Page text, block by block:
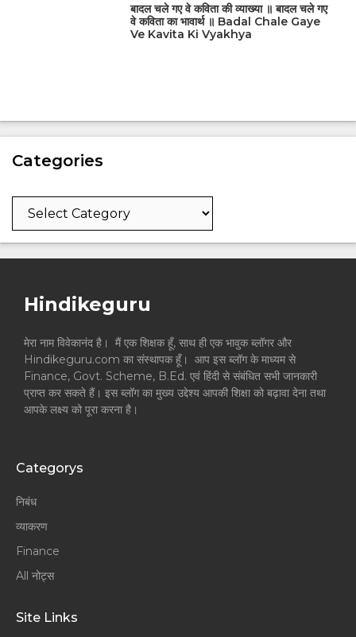
बादल चले गए वे कविता की व्याख्या ॥ बादल चले गए
वे कविता का भावार्थ ॥ Badal Chale Gaye
Ve Kavita Ki Vyakhya
Categories
Categories
Hindikeguru
मेरा नाम विवेकानंद है। मैं एक शिक्षक हूँ, साथ ही एक भावुक ब्लॉगर और
Hindikeguru.com का संस्थापक हूँ। आप इस ब्लॉग के माध्यम से
Finance, Govt. Scheme, B.Ed. एवं हिंदी से संबंधित सभी जानकारी
प्राप्त कर सकते हैं। इस ब्लॉग का मुख्य उद्देश्य आपकी शिक्षा को बढ़ावा देना तथा
आपके लक्ष्य को पूरा करना है।
Categorys
निबंध
व्याकरण
Finance
All नोट्स
Site Links